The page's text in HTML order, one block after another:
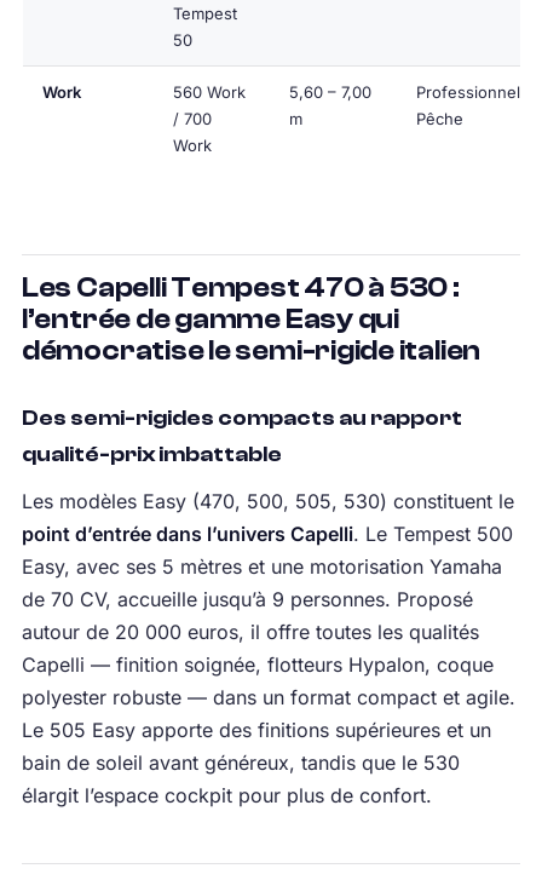
Tempest
50
Work
560 Work
/ 700
Work
5,60 – 7,00
m
Professionnels /
Pêche
Les Capelli Tempest 470 à 530 :
l’entrée de gamme Easy qui
démocratise le semi-rigide italien
Des semi-rigides compacts au rapport
qualité-prix imbattable
Les modèles Easy (470, 500, 505, 530) constituent le
point d’entrée dans l’univers Capelli. Le Tempest 500
Easy, avec ses 5 mètres et une motorisation Yamaha
de 70 CV, accueille jusqu’à 9 personnes. Proposé
autour de 20 000 euros, il offre toutes les qualités
Capelli — finition soignée, flotteurs Hypalon, coque
polyester robuste — dans un format compact et agile.
Le 505 Easy apporte des finitions supérieures et un
bain de soleil avant généreux, tandis que le 530
élargit l’espace cockpit pour plus de confort.